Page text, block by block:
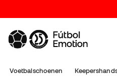
Voetbalschoenen